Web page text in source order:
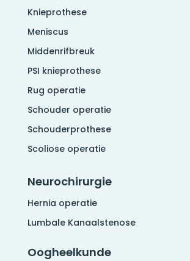
Knieprothese
Meniscus
Middenrifbreuk
PSI knieprothese
Rug operatie
Schouder operatie
Schouderprothese
Scoliose operatie
Neurochirurgie
Hernia operatie
Lumbale Kanaalstenose
Oogheelkunde